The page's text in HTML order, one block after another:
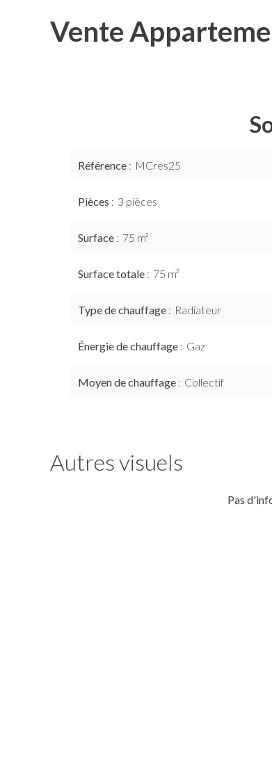
Vente
Référence MCres25
Pièces 3 pièces
Surface 75 m²
Surface totale 75 m²
Type de chauffage Radiateur
Énergie de chauffage Gaz
Moyen de chauffage Collectif
Autres visuels
Pas